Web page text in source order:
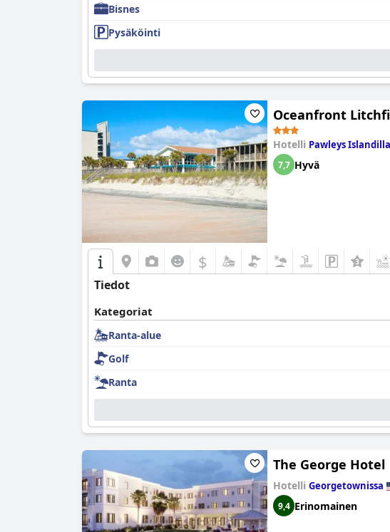
Bisnes
Pysäköinti
Oceanfront
Hotelli Pawleys Islandilla
7,7 Hyvä
$
Tiedot
Kategoriat
Ranta-alue
Golf
Ranta
The George Hotel
Hotelli Georgetownissa
9,4 Erinomainen